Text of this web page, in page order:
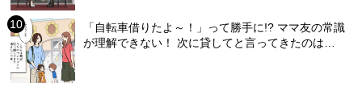
「自転車借りたよ～！」って勝手に!? ママ友の常識
が理解できない！ 次に貸してと言ってきたのは…